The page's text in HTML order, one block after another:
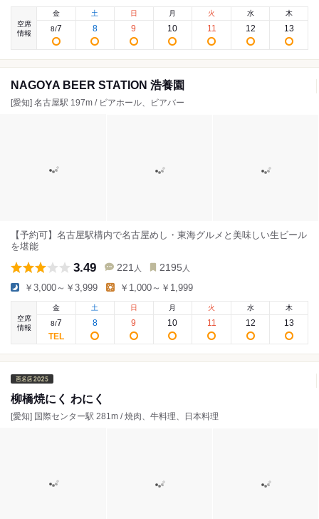
空席
情報
金
8/7
土
8
日
9
月
10
火
11
水
12
木
13
NAGOYA BEER STATION 浩養園
[愛知] 名古屋駅 197m / ビアホール、ビアバー
【予約可】名古屋駅構内で名古屋めし・東海グルメと美味しい生ビール
を堪能
3.49 221 人 2195 人
￥3,000～￥3,999 ￥1,000～￥1,999
空席
情報
金
8/7
土
8
日
9
月
10
火
11
水
12
木
13
柳橋焼にく わにく
[愛知] 国際センター駅 281m / 焼肉、牛料理、日本料理